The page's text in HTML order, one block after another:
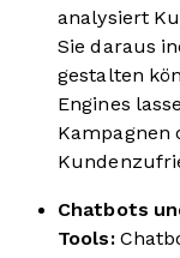
analysiert
Sie daraus
gestalten
Engines
Kampagnen
Chatbots
Tools: